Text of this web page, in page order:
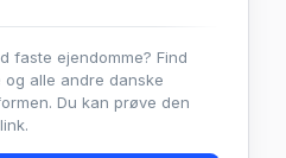
faste ejendomme? Find
alle andre danske
Du kan prøve den